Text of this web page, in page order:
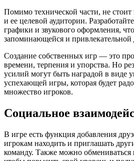
Помимо технической части, не стоит
и ее целевой аудитории.
графики и звукового оформления,
запоминающейся и привлекательной
Создание собственных игр — это
времени, терпения и упорства. Но
усилий могут быть наградой в виде
успехающей игры, которая будет
множество игроков.
Социальное
В игре есть функция добавления
игрокам находить и приглашать
команду. Также можно обмениваться